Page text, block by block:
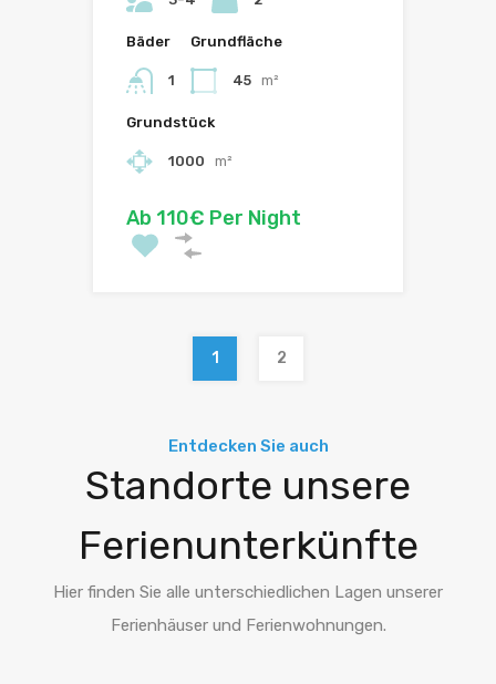
Bäder
1
Grundfläche
45 m²
Grundstück
1000 m²
Ab 110€ Per Night
1 2
Entdecken Sie auch
Standorte unsere
Ferienunterkünfte
Hier finden Sie alle unterschiedlichen Lagen unserer
Ferienhäuser und Ferienwohnungen.